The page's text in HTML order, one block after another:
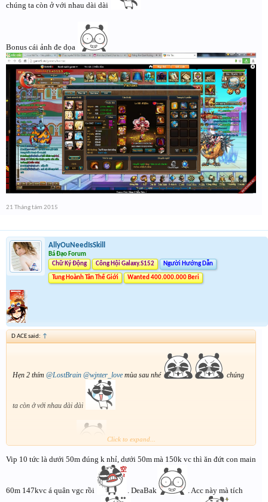
chúng ta còn ở với nhau dài dài
Bonus cái ảnh đe dọa
21 Tháng tám 2015
AllyOuNeedIsSkill
Bá Đạo Forum
Chữ Ký Động
Công Hội Galaxy.S152 Người Hướng Dẫn
Tung Hoành Tân Thế Giới Wanted 400.000.000 Beri
D ACE said: ↑
Hẹn 2 thím @LostBrain @wjnter_love mùa sau nhé chúng
ta còn ở với nhau dài dài
Bonus cái ảnh đe dọa
Click to expand...
Vip 10 tức là dưới 50m đúng k nhỉ, dưới 50m mà 150k vc thì ăn đứt con main
60m 147kvc á quân vgc rồi . DeaBak . Acc này mà tích